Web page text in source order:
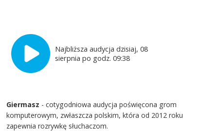
Najbliższa audycja dzisiaj, 08
sierpnia po godz. 09:38
Giermasz - cotygodniowa audycja poświęcona grom
komputerowym, zwłaszcza polskim, która od 2012 roku
zapewnia rozrywkę słuchaczom.